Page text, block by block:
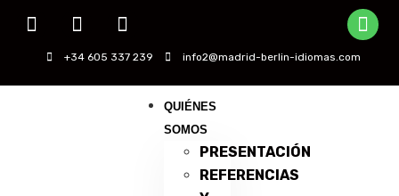
+34 605 337 239 info2@madrid-berlin-idiomas.com
QUIÉNES
SOMOS
PRESENTACIÓN
REFERENCIAS